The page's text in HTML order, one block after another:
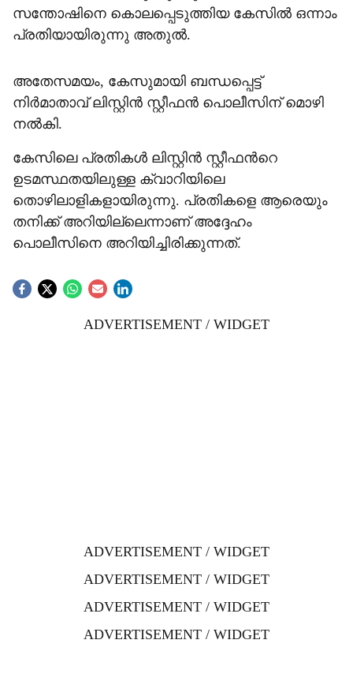
സന്തോഷിനെ കൊലപ്പെടുത്തിയ കേസിൽ ഒന്നാം
പ്രതിയായിരുന്നു അതുൽ.
അതേസമ‍യം, കേസുമായി ബന്ധപ്പെട്ട്
നിർമാതാവ് ലിസ്റ്റിൻ സ്റ്റീഫൻ പൊലീസിന് മൊഴി
നൽകി.
കേസിലെ പ്രതികൾ ലിസ്റ്റിൻ സ്റ്റീഫന്‍റെ
ഉടമസ്ഥതയിലുള്ള ക്വാറിയിലെ
തൊഴിലാളികളായിരുന്നു. പ്രതികളെ ആരെയും
തനിക്ക് അറിയില്ലെന്നാണ് അദ്ദേഹം
പൊലീസിനെ അറിയിച്ചിരിക്കുന്നത്.
ADVERTISEMENT / WIDGET
ADVERTISEMENT / WIDGET
ADVERTISEMENT / WIDGET
ADVERTISEMENT / WIDGET
ADVERTISEMENT / WIDGET